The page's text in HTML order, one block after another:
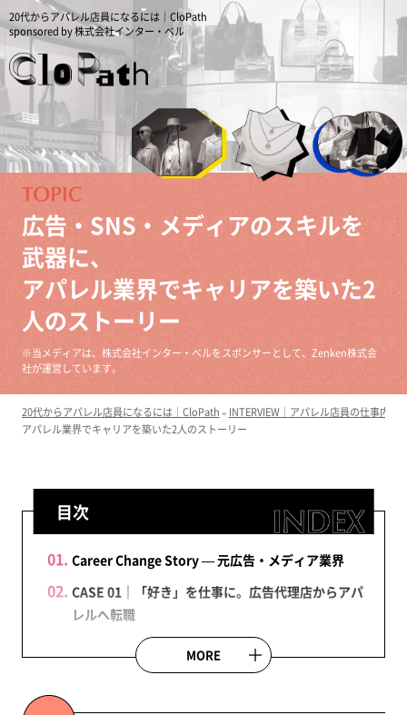
20代からアパレル店員になるには｜CloPath
sponsored by 株式会社インター・ベル
広告・SNS・メディアのスキルを
武器に、
アパレル業界でキャリアを築いた2
人のストーリー
※当メディアは、株式会社インター・ベルをスポンサーとして、Zenken株式会
社が運営しています。
20代からアパレル店員になるには｜CloPath» INTERVIEW｜アパレル店員の仕事内容
アパレル業界でキャリアを築いた2人のストーリー
目次
Career Change Story — 元広告・メディア業界
CASE 01｜「好き」を仕事に。広告代理店からアパ
レルへ転職
広告の仕事で「伝える力」を磨いた1年半
VMDという「好きな仕事」への挑戦
MORE